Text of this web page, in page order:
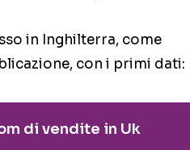
in Inghilterra, come
con i primi dati:
di vendite in Uk